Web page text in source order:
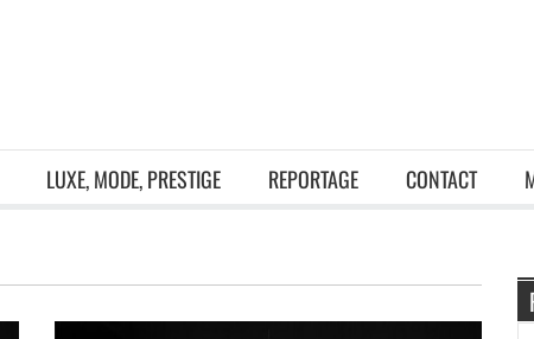
LUXE, MODE, PRESTIGE REPORTAGE CONTACT